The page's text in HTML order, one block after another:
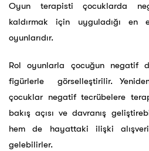
Oyun terapisti çocuklarda
kaldırmak için uyguladığı
oyunlarıdır.
Rol oyunlarla çocuğun negatif
figürlerle görselleştirilir.
çocuklar negatif tecrübelere
bakış açısı ve davranış
hem de hayattaki ilişki
gelebilirler.